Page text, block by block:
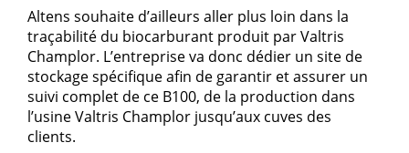
Altens souhaite d’ailleurs aller plus loin dans la
traçabilité du biocarburant produit par Valtris
Champlor. L’entreprise va donc dédier un site de
stockage spécifique afin de garantir et assurer un
suivi complet de ce B100, de la production dans
l’usine Valtris Champlor jusqu’aux cuves des
clients.